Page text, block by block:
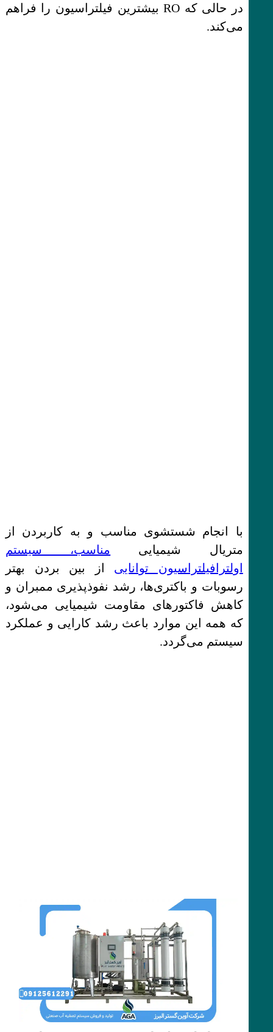
در حالی که RO بیشترین فیلتراسیون را فراهم
می‌کند.
با انجام شستشوی مناسب و به کاربردن از
متریال شیمیایی
مناسب، سیستم
اولترافیلتراسیون توانایی از بین بردن بهتر
رسوبات و باکتری‌ها، رشد نفوذپذیری ممبران و
کاهش فاکتورهای مقاومت شیمیایی می‌شود،
که همه این موارد باعث رشد کارایی و عملکرد
سیستم می‌گردد.